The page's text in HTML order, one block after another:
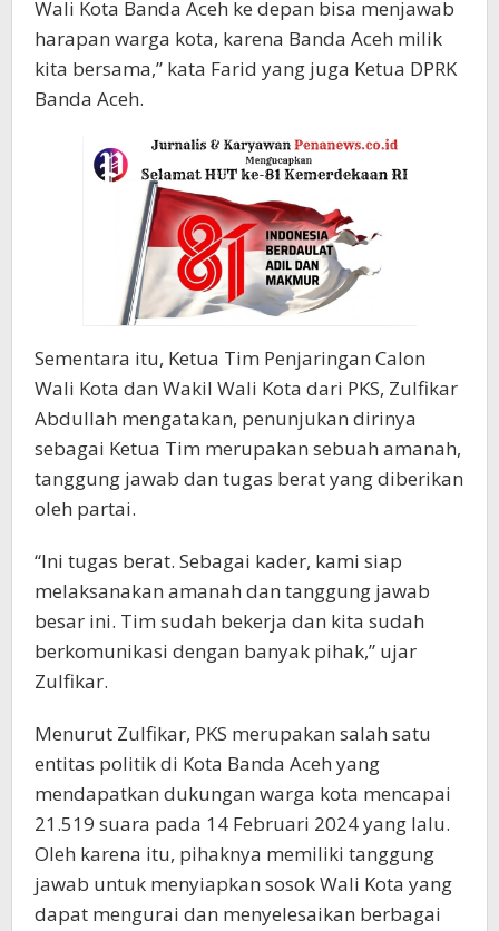
Wali Kota Banda Aceh ke depan bisa menjawab
harapan warga kota, karena Banda Aceh milik
kita bersama,” kata Farid yang juga Ketua DPRK
Banda Aceh.
Sementara itu, Ketua Tim Penjaringan Calon
Wali Kota dan Wakil Wali Kota dari PKS, Zulfikar
Abdullah mengatakan, penunjukan dirinya
sebagai Ketua Tim merupakan sebuah amanah,
tanggung jawab dan tugas berat yang diberikan
oleh partai.
“Ini tugas berat. Sebagai kader, kami siap
melaksanakan amanah dan tanggung jawab
besar ini. Tim sudah bekerja dan kita sudah
berkomunikasi dengan banyak pihak,” ujar
Zulfikar.
Menurut Zulfikar, PKS merupakan salah satu
entitas politik di Kota Banda Aceh yang
mendapatkan dukungan warga kota mencapai
21.519 suara pada 14 Februari 2024 yang lalu.
Oleh karena itu, pihaknya memiliki tanggung
jawab untuk menyiapkan sosok Wali Kota yang
dapat mengurai dan menyelesaikan berbagai